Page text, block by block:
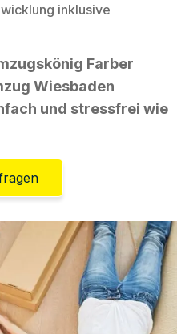
inklusive
Farber
Wiesbaden
und stressfrei wie